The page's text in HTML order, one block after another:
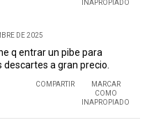
INAPROPIADO
DE 2025
q entrar un pibe para
a gran precio.
COMPARTIR
MARCAR
COMO
INAPROPIADO